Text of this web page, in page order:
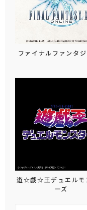
ファイナルファンタ
遊☆戯☆王デュエルモ
ーズ